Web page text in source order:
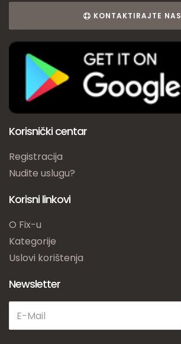
KONTAKTIRAJTE NAS
Korisnički centar
Registracija
Nudite uslugu?
Korisni linkovi
O Fix-u
Kategorije
Uslovi korištenja
Newsletter